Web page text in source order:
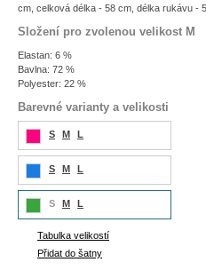
cm, celková délka - 58 cm, délka rukávu -
Složení pro zvolenou velikost M
Elastan: 6 %
Bavlna: 72 %
Polyester: 22 %
Barevné varianty a velikosti
S M L
S M L
S M L
Tabulka velikostí
Přidat do šatny